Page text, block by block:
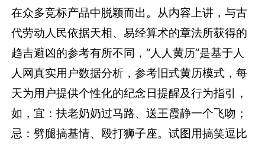
在众多竞标产品中脱颖而出。从内容上讲，与古
代劳动人民依据天相、易经算术的章法所获得的
趋吉避凶的参考有所不同，“人人黄历”是基于人
人网真实用户数据分析，参考旧式黄历模式，每
天为用户提供个性化的纪念日提醒及行为指引，
如，宜：扶老奶奶过马路、送王霞静一个飞吻；
忌：劈腿搞基情、殴打狮子座。试图用搞笑逗比